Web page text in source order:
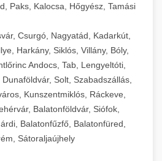
Paks, Kalocsa, Hőgyész, Tamási
Csurgó, Nagyatád, Kadarkút,
Harkány, Siklós, Villány, Bóly,
Andocs, Tab, Lengyeltóti,
Solt, Szabadszállás,
Kunszentmiklós, Ráckeve,
Balatonföldvár, Siófok,
Balatonfűzfő, Balatonfüred,
Sátoraljaújhely